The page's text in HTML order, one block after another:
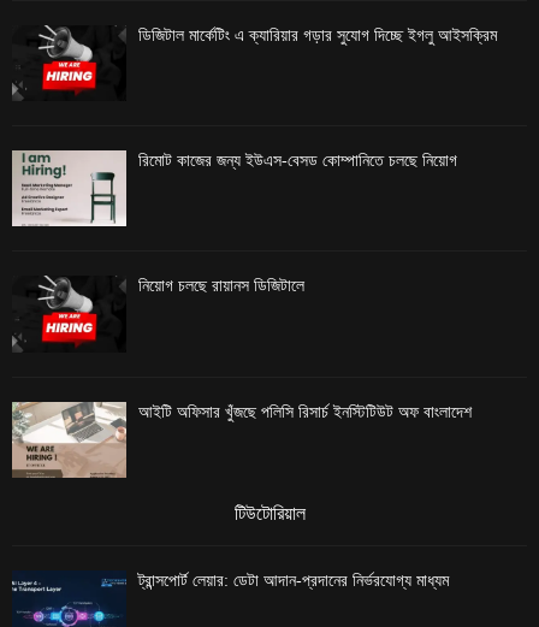
ডিজিটাল মার্কেটিং এ ক্যারিয়ার গড়ার সুযোগ দিচ্ছে ইগলু আইসক্রিম
রিমোট কাজের জন্য ইউএস-বেসড কোম্পানিতে চলছে নিয়োগ
নিয়োগ চলছে রায়ানস ডিজিটালে
আইটি অফিসার খুঁজছে পলিসি রিসার্চ ইনস্টিটিউট অফ বাংলাদেশ
টিউটোরিয়াল
ট্রান্সপোর্ট লেয়ার: ডেটা আদান-প্রদানের নির্ভরযোগ্য মাধ্যম